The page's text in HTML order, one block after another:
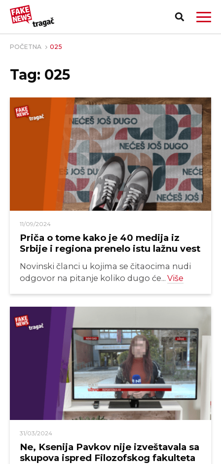
PRIJAVI LAŽNU VEST!
POČETNA 025
Tag: 025
11/09/2024
Priča o tome kako je 40 medija iz
Srbije i regiona prenelo istu lažnu vest
Novinski članci u kojima se čitaocima nudi
odgovor na pitanje koliko dugo će... Više
31/03/2024
Ne, Ksenija Pavkov nije izveštavala sa
skupova ispred Filozofskog fakulteta